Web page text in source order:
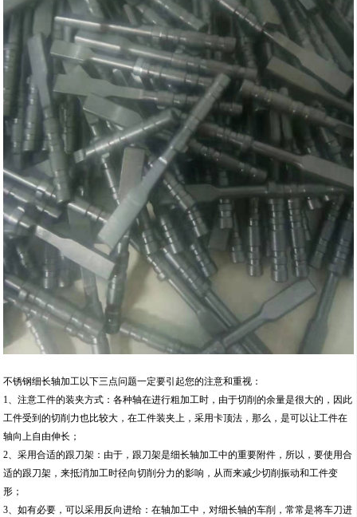
不锈钢细长轴加工以下三点问题一定要引起您的注意和重视：
1、注意工件的装夹方式：各种轴在进行粗加工时，由于切削的余量是很大的，因此
工件受到的切削力也比较大，在工件装夹上，采用卡顶法，那么，是可以让工件在
轴向上自由伸长；
2、采用合适的跟刀架：由于，跟刀架是细长轴加工中的重要附件，所以，要使用合
适的跟刀架，来抵消加工时径向切削分力的影响，从而来减少切削振动和工件变
形；
3、如有必要，可以采用反向进给：在轴加工中，对细长轴的车削，常常是将车刀进